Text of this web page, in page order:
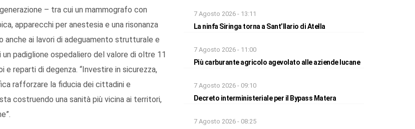
– tra cui un mammografo con
apparecchi per anestesia e una risonanza
ai lavori di adeguamento strutturale e
padiglione ospedaliero del valore di oltre 11
reparti di degenza. “Investire in sicurezza,
rafforzare la fiducia dei cittadini e
costruendo una sanità più vicina ai territori,
7 Agosto 2026 - 13:11
La ninfa Siringa torna a Sant’Ilario di Atella
7 Agosto 2026 - 11:00
Più carburante agricolo agevolato alle aziende lucane
7 Agosto 2026 - 09:10
Decreto interministeriale per il Bypass Matera
7 Agosto 2026 - 08:25